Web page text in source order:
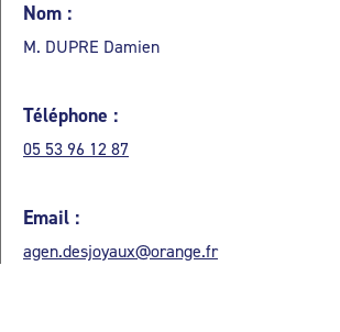
Nom :
M. DUPRE Damien
Téléphone :
05 53 96 12 87
Email :
agen.desjoyaux@orange.fr